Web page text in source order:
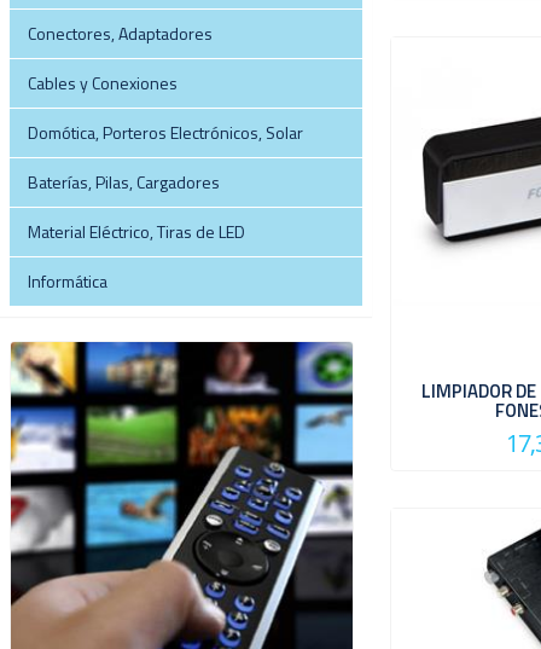
Conectores, Adaptadores
Cables y Conexiones
Domótica, Porteros Electrónicos, Solar
Baterías, Pilas, Cargadores
Material Eléctrico, Tiras de LED
Informática
LIMPIADOR